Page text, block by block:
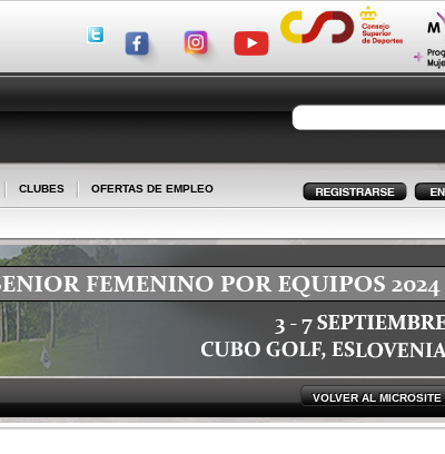
CLUBES OFERTAS DE EMPLEO
VOLVER AL MICROSITE